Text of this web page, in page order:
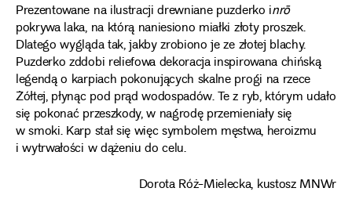
Prezentowane na ilustracji drewniane puzderko inrō
pokrywa laka, na którą naniesiono miałki złoty proszek.
Dlatego wygląda tak, jakby zrobiono je ze złotej blachy.
Puzderko zddobi reliefowa dekoracja inspirowana chińską
legendą o karpiach pokonujących skalne progi na rzece
Żółtej, płynąc pod prąd wodospadów. Te z ryb, którym udało
się pokonać przeszkody, w nagrodę przemieniały się
w smoki. Karp stał się więc symbolem męstwa, heroizmu
i wytrwałości w dążeniu do celu.
Dorota Róż-Mielecka, kustosz MNWr